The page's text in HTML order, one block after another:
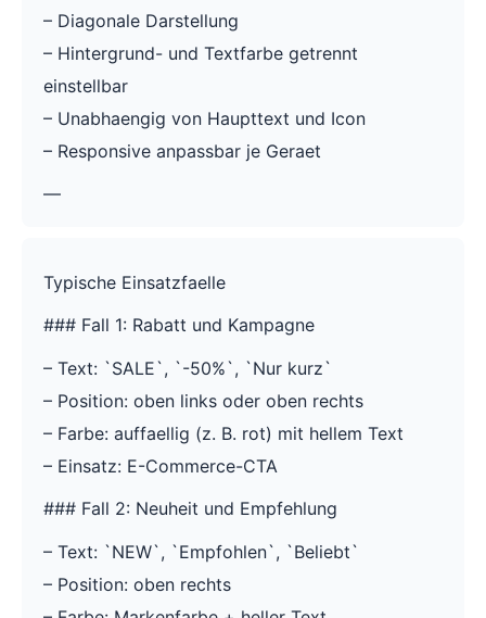
– Diagonale Darstellung
– Hintergrund- und Textfarbe getrennt
einstellbar
– Unabhaengig von Haupttext und Icon
– Responsive anpassbar je Geraet
—
Typische Einsatzfaelle
### Fall 1: Rabatt und Kampagne
– Text: `SALE`, `-50%`, `Nur kurz`
– Position: oben links oder oben rechts
– Farbe: auffaellig (z. B. rot) mit hellem Text
– Einsatz: E-Commerce-CTA
### Fall 2: Neuheit und Empfehlung
– Text: `NEW`, `Empfohlen`, `Beliebt`
– Position: oben rechts